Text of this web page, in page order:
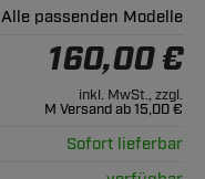
Alle passenden Modelle
160,00 €
inkl. MwSt., zzgl.
M Versand ab 15,00 €
Sofort lieferbar